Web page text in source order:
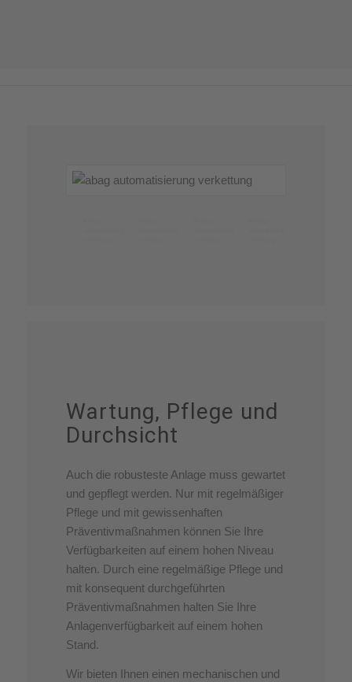
Wartung, Pflege und
Durchsicht
Auch die robusteste Anlage muss gewartet
und gepflegt werden. Nur mit regelmäßiger
Pflege und mit gewissenhaften
Präventivmaßnahmen können Sie Ihre
Verfügbarkeiten auf einem hohen Niveau
halten. Durch eine regelmäßige Pflege und
mit konsequent durchgeführten
Präventivmaßnahmen halten Sie Ihre
Anlagenverfügbarkeit auf einem hohen
Stand.
Wir bieten Ihnen einen mechanischen und